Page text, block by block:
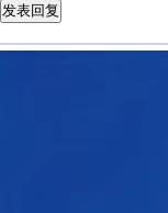
发表回复